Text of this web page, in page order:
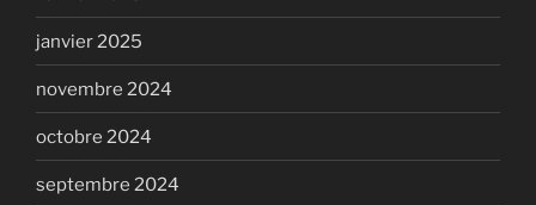
janvier 2025
novembre 2024
octobre 2024
septembre 2024